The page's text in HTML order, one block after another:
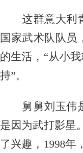
这群意大利青
国家武术队队员
的生活，“从小
持”。
舅舅刘玉伟是
是因为武打影星
了兴趣，1998年